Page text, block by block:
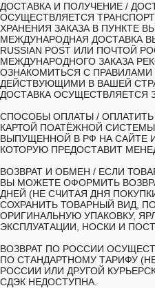
ДОСТАВКА И ПОЛУЧЕНИЕ /
ОСУЩЕСТВЛЯЕТСЯ
ХРАНЕНИЯ ЗАКАЗА В ПУНКТЕ
МЕЖДУНАРОДНАЯ ДОСТАВКА
RUSSIAN POST ИЛИ ПОЧТОЙ
МЕЖДУНАРОДНОГО ЗАКАЗА
ОЗНАКОМИТЬСЯ С
ДЕЙСТВУЮЩИМИ В ВАШЕЙ
ДОСТАВКА ОСУЩЕСТВЛЯЕТСЯ
СПОСОБЫ ОПЛАТЫ /
КАРТОЙ ПОАТЁЖНОЙ
ВЫПУЩЕННОЙ В РФ НА САЙТЕ
КОТОРУЮ ПРЕДОСТАВИТ
ВОЗВРАТ И ОБМЕН / ЕСЛИ
ВЫ МОЖЕТЕ ОФОРМИТЬ
ДНЕЙ (НЕ СЧИТАЯ ДНЯ
СОХРАНИТЬ ТОВАРНЫЙ ВИД,
ОРИГИНАЛЬНУЮ УПАКОВКУ,
ЭКСПЛУАТАЦИИ, НОСКИ И
ВОЗВРАТ ПО РОССИИ
ПО СТАНДАРТНОМУ ТАРИФУ
РОССИИ ИЛИ ДРУГОЙ
СДЭК НЕДОСТУПНА.